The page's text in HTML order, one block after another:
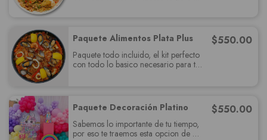
Paquete Alimentos Plata Plus $550.00
Paquete todo incluido, el kit perfecto
con todo lo basico necesario para tu
Paquete Decoración Platino $550.00
Sabemos lo importante de tu tiempo,
por eso te traemos esta opcion de